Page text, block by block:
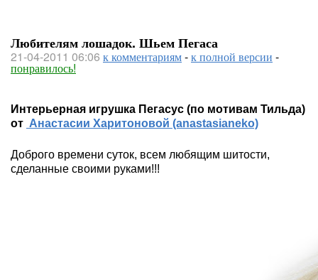
Любителям лошадок. Шьем Пегаса
21-04-2011 06:06 к комментариям-к полной версии -
понравилось!
Интерьерная игрушка Пегасус (по мотивам Тильда)
от Анастасии Харитоновой (anastasianeko)
Доброго времени суток, всем любящим шитости,
сделанные своими руками!!!